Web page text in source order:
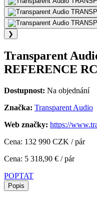
❯
Transparent
REFERENCE
Dostupnost: Na objednání
Značka: Transparent Audio
Web značky: https://
Cena: 132 990 CZK / pár
Cena: 5 318,90 € / pár
POPTAT
Popis